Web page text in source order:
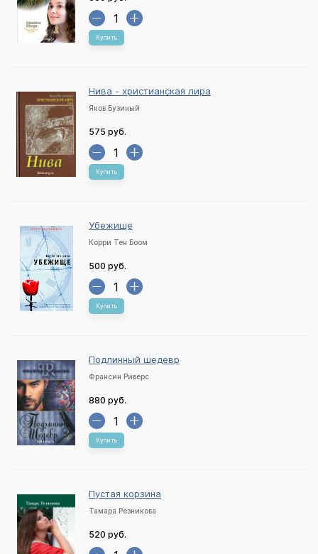
Купить
Нива - христианская лира
Яков Бузиный
575 руб.
Купить
Убежище
Корри Тен Боом
500 руб.
Купить
Подлинный шедевр
Франсин Риверс
880 руб.
Купить
Пустая корзина
Тамара Резникова
520 руб.